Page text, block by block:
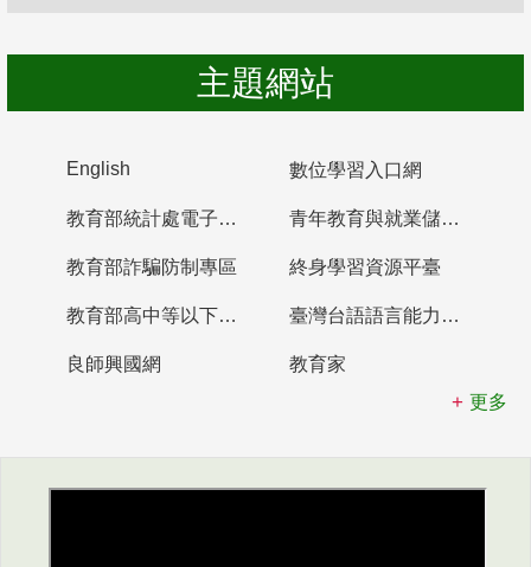
主題網站
English 數位學習入口網
教育部統計處電子書櫃 青年教育與就業儲蓄帳戶
教育部詐騙防制專區 終身學習資源平臺
教育部高中等以下學校及幼兒園教師資格檢定考試 臺灣台語語言能力認證網站
良師興國網
教育家
更多